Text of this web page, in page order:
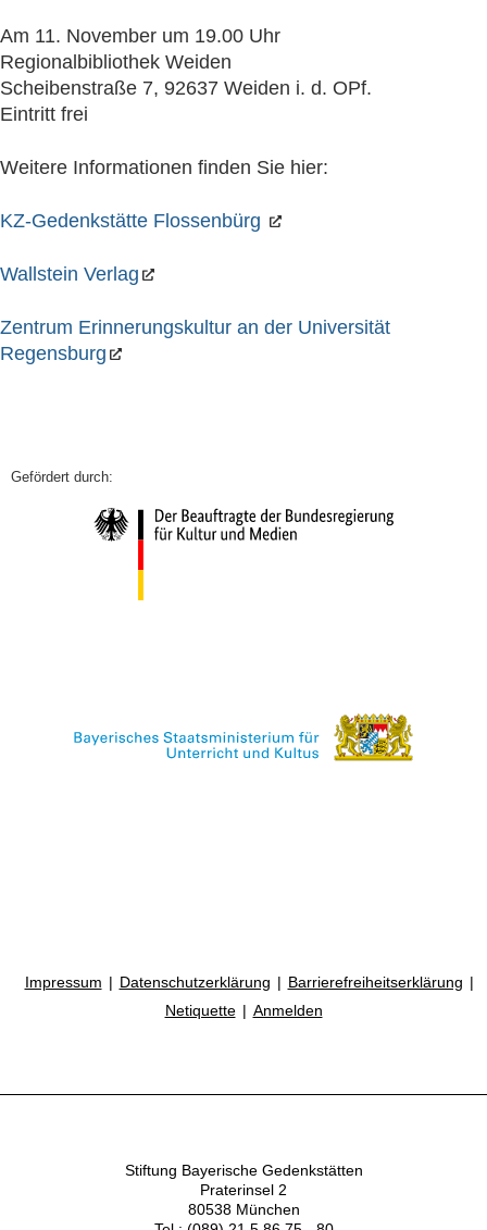
Am 11. November um 19.00 Uhr
Regionalbibliothek Weiden
Scheibenstraße 7, 92637 Weiden i. d. OPf.
Eintritt frei
Weitere Informationen finden Sie hier:
KZ-Gedenkstätte Flossenbürg
Wallstein Verlag
Zentrum Erinnerungskultur an der Universität
Regensburg
Impressum Datenschutzerklärung
Barrierefreiheitserklärung
Netiquette
Anmelden
Stiftung Bayerische Gedenkstätten
Praterinsel 2
80538 München